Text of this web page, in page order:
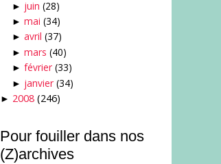
► juin (28)
► mai (34)
► avril (37)
► mars (40)
► février (33)
► janvier (34)
► 2008 (246)
Pour fouiller dans nos
(Z)archives